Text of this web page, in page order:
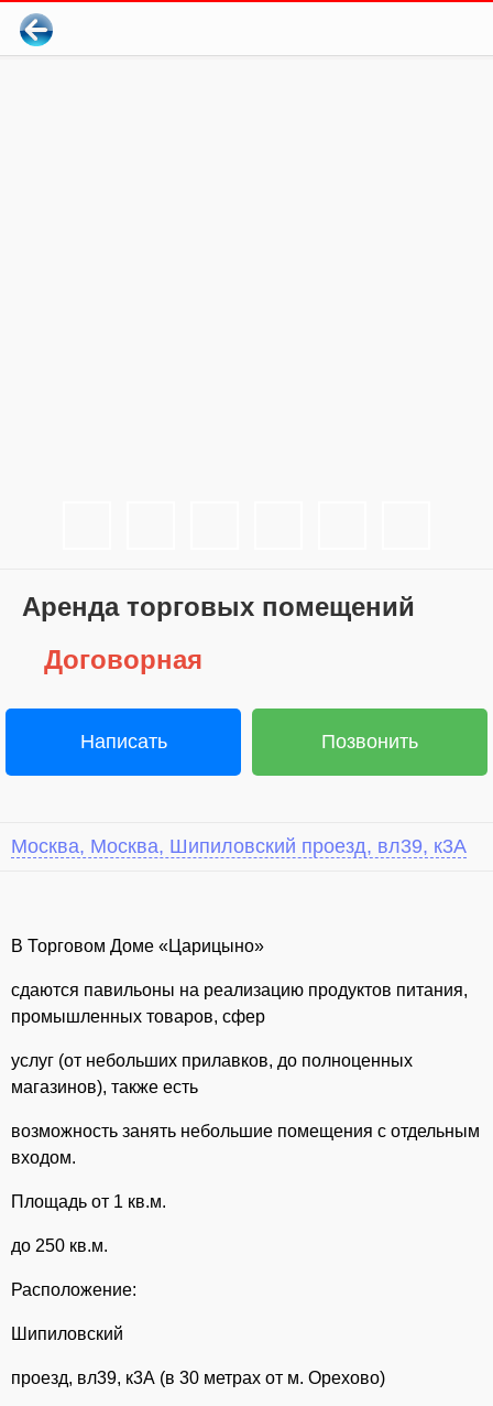
Аренда торговых помещений
Договорная
Написать Позвонить
Москва, Москва, Шипиловский проезд, вл39, к3А
В Торговом Доме «Царицыно»
сдаются павильоны на реализацию продуктов питания,
промышленных товаров, сфер
услуг (от небольших прилавков, до полноценных
магазинов), также есть
возможность занять небольшие помещения с отдельным
входом.
Площадь от 1 кв.м.
до 250 кв.м.
Расположение:
Шипиловский
проезд, вл39, к3А (в 30 метрах от м. Орехово)